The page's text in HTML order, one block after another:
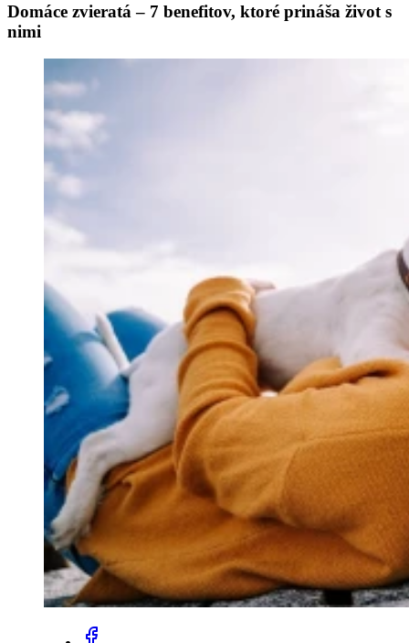
Domáce zvieratá – 7 benefitov, ktoré prináša život s
nimi